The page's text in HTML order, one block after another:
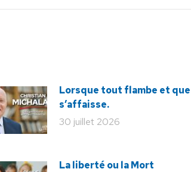
Lorsque tout flambe et que
s’affaisse.
30 juillet 2026
La liberté ou la Mort